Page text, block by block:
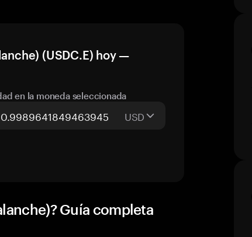
(USDC.E) hoy —
en la moneda seleccionada
USD
Guía completa